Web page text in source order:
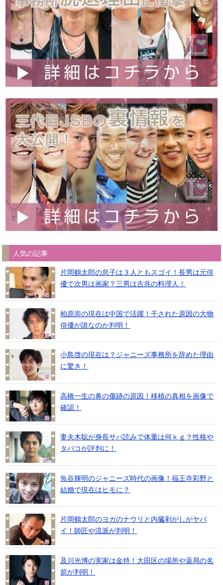
人気の記事
片岡鶴太郎の息子は３人ともスゴイ！長男は元俳
優で次男は画家？三男は吉兆の料理人！
柏原崇の現在は中国で活躍！干された原因の大物
俳優が誰なのか判明！
小島啓の現在は？ジャニーズ事務所を辞めた理由
に驚き！
高橋一生の鼻の傷跡の原因！移植の真相を画像で
確認！
妻夫木聡が身長サバ読みで体重は何ｋｇ？性格や
タバコが評判に！
魚谷輝明のジャニーズ時代の画像！福王寺彩野と
結婚で現在はヒモに？
片岡鶴太郎のヨガのナウリと内臓剥がしがヤバ
イ！師匠や流派が判明！
及川光博の実家は金持！大田区の場所や薬局の名
前が判明！